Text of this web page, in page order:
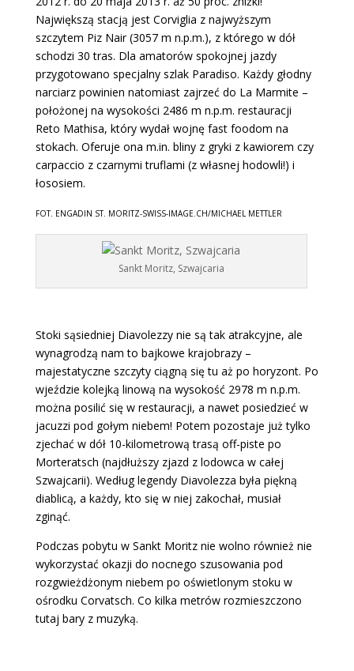
Największą stacją jest Corviglia z najwyższym
szczytem Piz Nair (3057 m n.p.m.), z którego w dół
schodzi 30 tras. Dla amatorów spokojnej jazdy
przygotowano specjalny szlak Paradiso. Każdy głodny
narciarz powinien natomiast zajrzeć do La Marmite –
położonej na wysokości 2486 m n.p.m. restauracji
Reto Mathisa, który wydał wojnę fast foodom na
stokach. Oferuje ona m.in. bliny z gryki z kawiorem czy
carpaccio z czarnymi truflami (z własnej hodowli!) i
łososiem.
FOT. ENGADIN ST. MORITZ-SWISS-IMAGE.CH/MICHAEL METTLER
Sankt Moritz, Szwajcaria
Stoki sąsiedniej Diavolezzy nie są tak atrakcyjne, ale
wynagrodzą nam to bajkowe krajobrazy –
majestatyczne szczyty ciągną się tu aż po horyzont. Po
wjeździe kolejką linową na wysokość 2978 m n.p.m.
można posilić się w restauracji, a nawet posiedzieć w
jacuzzi pod gołym niebem! Potem pozostaje już tylko
zjechać w dół 10-kilometrową trasą off-piste po
Morteratsch (najdłuższy zjazd z lodowca w całej
Szwajcarii). Według legendy Diavolezza była piękną
diablicą, a każdy, kto się w niej zakochał, musiał
zginąć.
Podczas pobytu w Sankt Moritz nie wolno również nie
wykorzystać okazji do nocnego szusowania pod
rozgwieżdżonym niebem po oświetlonym stoku w
ośrodku Corvatsch. Co kilka metrów rozmieszczono
tutaj bary z muzyką.